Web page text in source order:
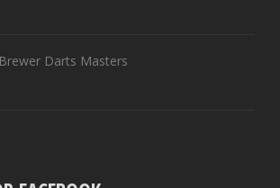
Darts Masters